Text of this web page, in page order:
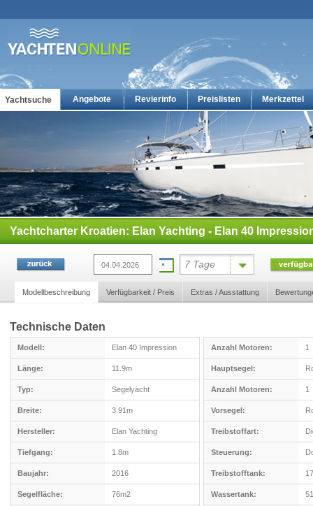
Yachtsuche Angebote Revierinfo Preislisten Merkzettel
Die günstigsten Charteryachten auf yachten-online
Yachtcharter Kroatien: Elan Yachting - Elan 40
7 Tage
Modellbeschreibung Verfügbarkeit / Preis Extras / Ausstattung
Technische Daten
Modell: Elan 40 Impression
Länge: 11.9m
Typ: Segelyacht
Breite: 3.91m
Hersteller: Elan Yachting
Tiefgang: 1.8m
Baujahr: 2016
Segelfläche: 76m2
Anzahl Motoren: 1
Hauptsegel:
Anzahl Motoren: 1
Vorsegel:
Treibstoffart:
Steuerung:
Treibstofftank:
Wassertank: